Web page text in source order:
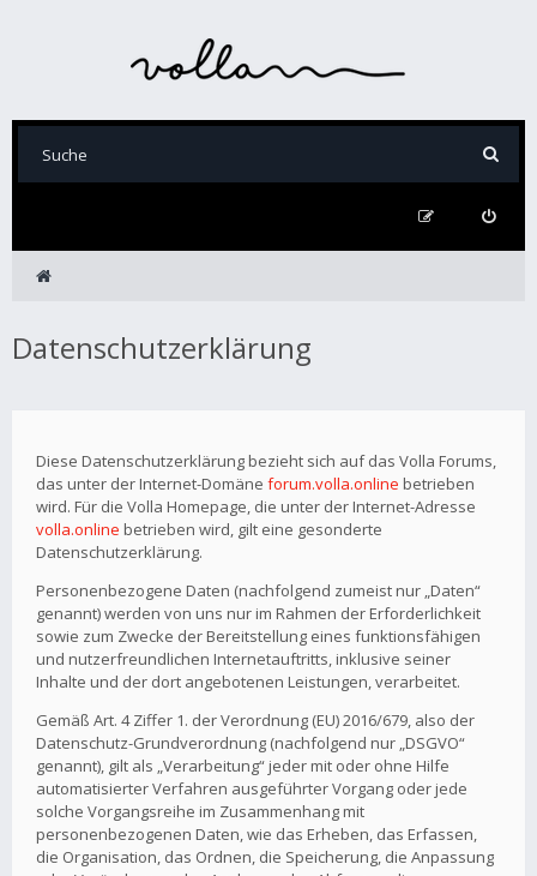
Datenschutzerklärung
Diese Datenschutzerklärung bezieht sich auf das Volla Forums,
das unter der Internet-Domäne forum.volla.online betrieben
wird. Für die Volla Homepage, die unter der Internet-Adresse
volla.online betrieben wird, gilt eine gesonderte
Datenschutzerklärung.
Personenbezogene Daten (nachfolgend zumeist nur „Daten“
genannt) werden von uns nur im Rahmen der Erforderlichkeit
sowie zum Zwecke der Bereitstellung eines funktionsfähigen
und nutzerfreundlichen Internetauftritts, inklusive seiner
Inhalte und der dort angebotenen Leistungen, verarbeitet.
Gemäß Art. 4 Ziffer 1. der Verordnung (EU) 2016/679, also der
Datenschutz-Grundverordnung (nachfolgend nur „DSGVO“
genannt), gilt als „Verarbeitung“ jeder mit oder ohne Hilfe
automatisierter Verfahren ausgeführter Vorgang oder jede
solche Vorgangsreihe im Zusammenhang mit
personenbezogenen Daten, wie das Erheben, das Erfassen,
die Organisation, das Ordnen, die Speicherung, die Anpassung